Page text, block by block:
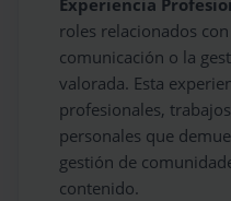
Experiencia
roles relacionados
comunicación o la
valorada. Esta
profesionales,
personales que
gestión de
contenido.